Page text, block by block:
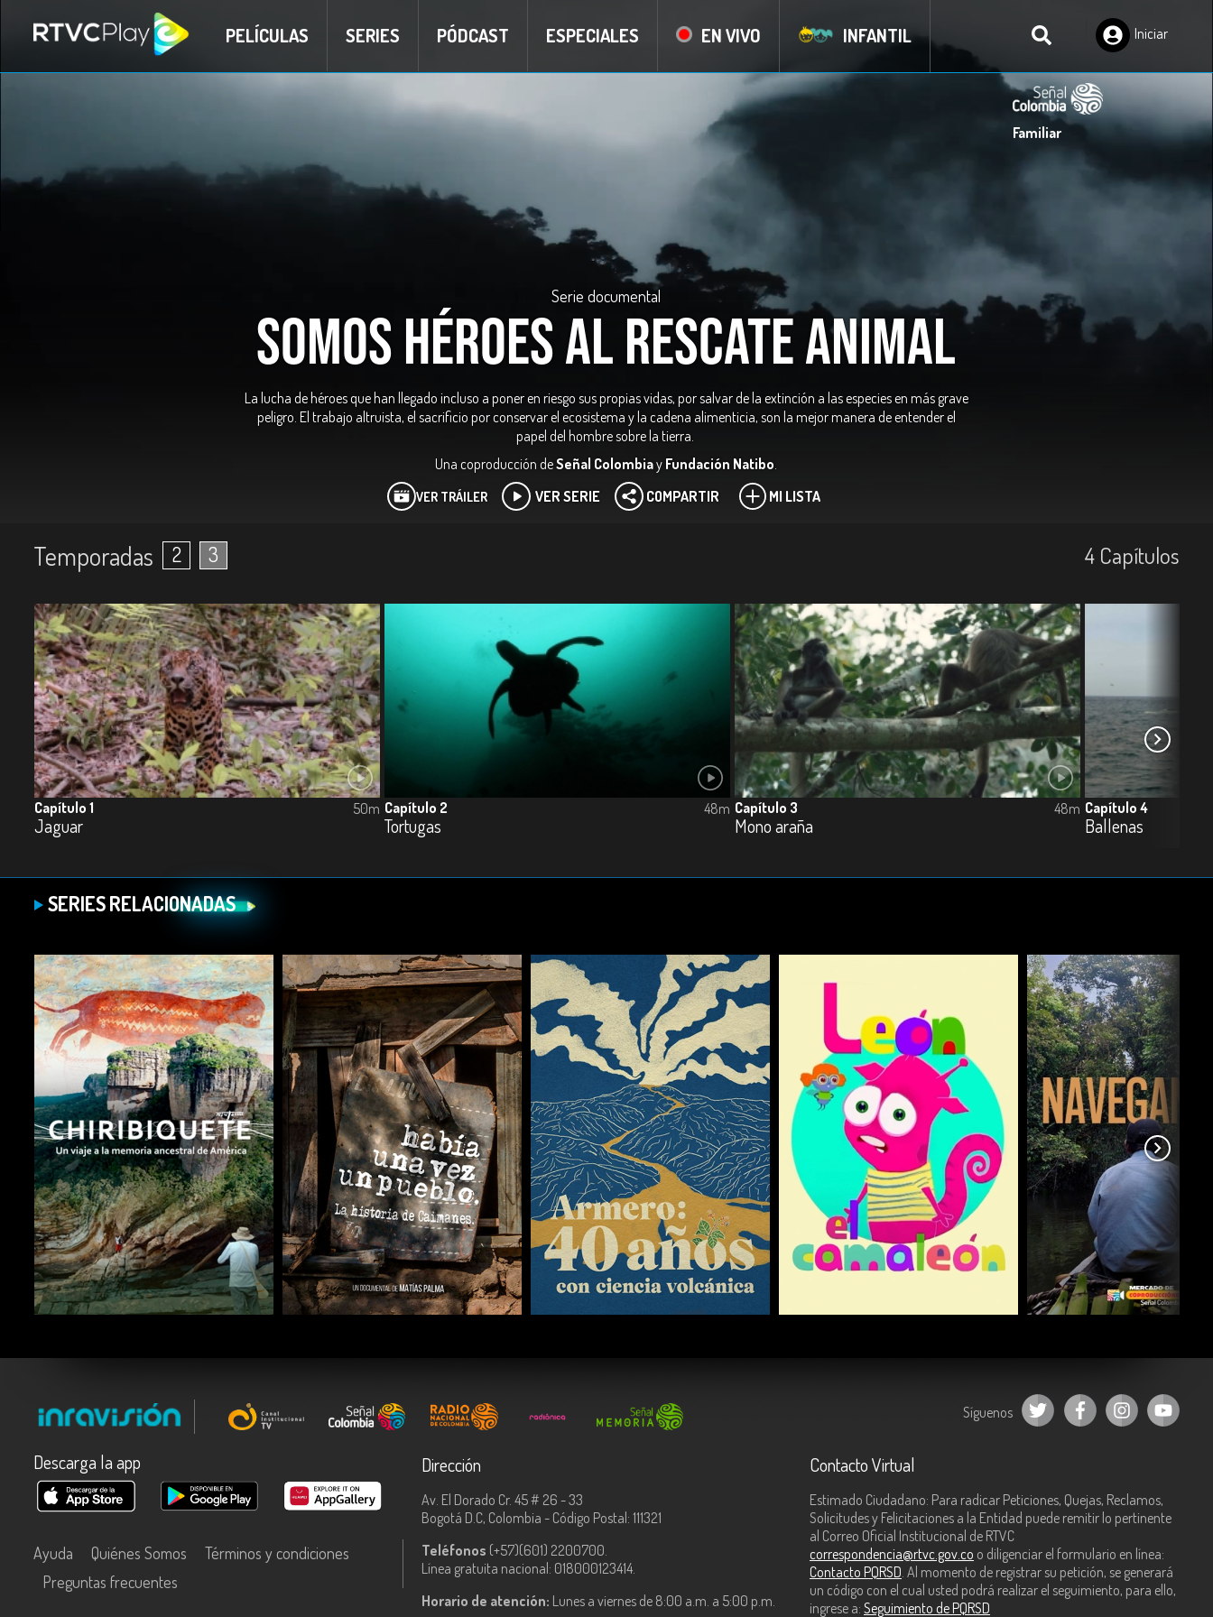
PELÍCULAS SERIES PÓDCAST ESPECIALES EN VIVO INFANTIL
Iniciar
Familiar
Serie documental
Somos héroes al rescate animal
La lucha de héroes que han llegado incluso a poner en riesgo sus propias vidas, por salvar de la extinción a las especies en más grave
peligro. El trabajo altruista, el sacrificio por conservar el ecosistema y la cadena alimenticia, son la mejor manera de entender el
papel del hombre sobre la tierra.
Una coproducción deSeñal Colombiay Fundación Natibo.
VER TRÁILER VER SERIE COMPARTIR MI LISTA
Temporadas 2 3 4 Capí­tulos
Capítulo 1
Jaguar
50m Capítulo 2
Tortugas
48m Capítulo 3
Mono araña
48m Capítulo 4
Ballenas
SERIES RELACIONADAS
COMPARTIR COMPARTIR COMPARTIR COMPARTIR
Síguenos
Descarga la app
Ayuda Quiénes Somos
Términos y condiciones
Preguntas frecuentes
Dirección
Av. El Dorado Cr. 45 # 26 - 33
Bogotá D.C, Colombia - Código Postal: 111321
Teléfonos (+57)(601) 2200700.
Línea gratuita nacional: 018000123414.
Horario de atención: Lunes a viernes de 8:00 a.m. a 5:00 p.m.
Contacto Virtual
Estimado Ciudadano: Para radicar Peticiones, Quejas, Reclamos,
Solicitudes y Felicitaciones a la Entidad puede remitir lo pertinente
al Correo Oficial Institucional de RTVC
correspondencia@rtvc.gov.co o diligenciar el formulario en línea:
Contacto PQRSD. Al momento de registrar su petición, se generará
un código con el cual usted podrá realizar el seguimiento, para ello,
ingrese a: Seguimiento de PQRSD